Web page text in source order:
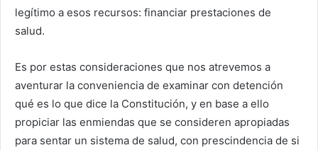
legítimo a esos recursos: financiar prestaciones de
salud.
Es por estas consideraciones que nos atrevemos a
aventurar la conveniencia de examinar con detención
qué es lo que dice la Constitución, y en base a ello
propiciar las enmiendas que se consideren apropiadas
para sentar un sistema de salud, con prescindencia de si